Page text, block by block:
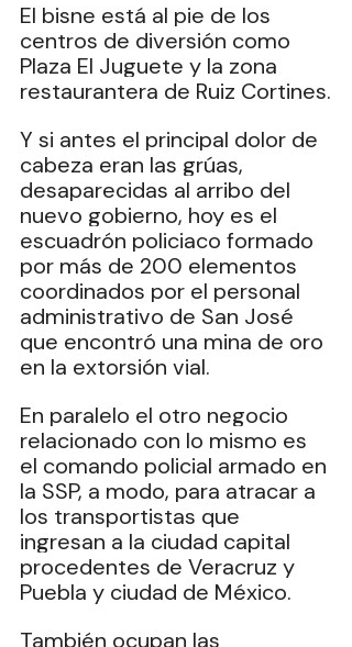
El bisne está al pie de los
centros de diversión como
Plaza El Juguete y la zona
restaurantera de Ruiz Cortines.
Y si antes el principal dolor de
cabeza eran las grúas,
desaparecidas al arribo del
nuevo gobierno, hoy es el
escuadrón policiaco formado
por más de 200 elementos
coordinados por el personal
administrativo de San José
que encontró una mina de oro
en la extorsión vial.
En paralelo el otro negocio
relacionado con lo mismo es
el comando policial armado en
la SSP, a modo, para atracar a
los transportistas que
ingresan a la ciudad capital
procedentes de Veracruz y
Puebla y ciudad de México.
También ocupan las